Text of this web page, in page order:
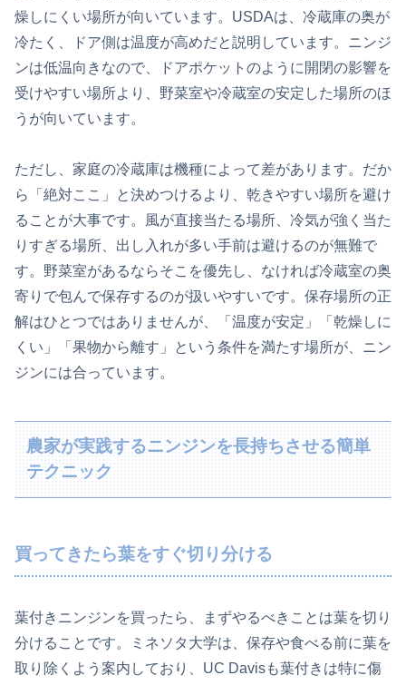
燥しにくい場所が向いています。USDAは、冷蔵庫の奥が
冷たく、ドア側は温度が高めだと説明しています。ニンジ
ンは低温向きなので、ドアポケットのように開閉の影響を
受けやすい場所より、野菜室や冷蔵室の安定した場所のほ
うが向いています。
ただし、家庭の冷蔵庫は機種によって差があります。だか
ら「絶対ここ」と決めつけるより、乾きやすい場所を避け
ることが大事です。風が直接当たる場所、冷気が強く当た
りすぎる場所、出し入れが多い手前は避けるのが無難で
す。野菜室があるならそこを優先し、なければ冷蔵室の奥
寄りで包んで保存するのが扱いやすいです。保存場所の正
解はひとつではありませんが、「温度が安定」「乾燥しに
くい」「果物から離す」という条件を満たす場所が、ニン
ジンには合っています。
農家が実践するニンジンを長持ちさせる簡単
テクニック
買ってきたら葉をすぐ切り分ける
葉付きニンジンを買ったら、まずやるべきことは葉を切り
分けることです。ミネソタ大学は、保存や食べる前に葉を
取り除くよう案内しており、UC Davisも葉付きは特に傷